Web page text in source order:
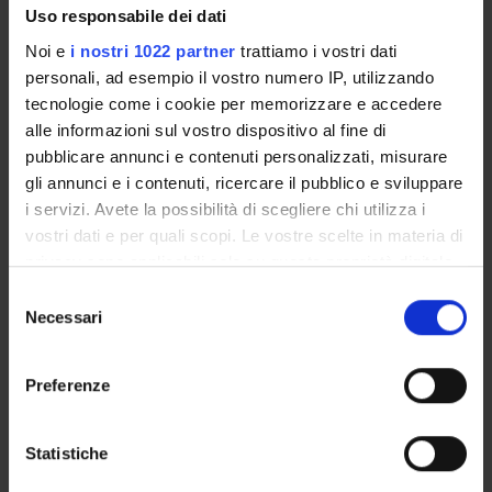
Uso responsabile dei dati
Noi e i nostri 1022 partner trattiamo i vostri dati
personali, ad esempio il vostro numero IP, utilizzando
tecnologie come i cookie per memorizzare e accedere
alle informazioni sul vostro dispositivo al fine di
pubblicare annunci e contenuti personalizzati, misurare
gli annunci e i contenuti, ricercare il pubblico e sviluppare
i servizi. Avete la possibilità di scegliere chi utilizza i
vostri dati e per quali scopi. Le vostre scelte in materia di
privacy sono applicabili solo su questa proprietà digitale
modificare o revocare il proprio consenso in qualsiasi
momento dalla Dichiarazione sui cookie o facendo clic
raccogliere informazioni sulla tua posizione
geografica, con un'approssimazione di qualche
delNecessari
Preferenze
Statistiche
PUBBLICAZIONI
INCARICHI
ORGANIZZAZIONE
COMMISSIONI
UFFICI E STRUTTURE DI SERVIZIO
SERVIZI DI SEGRETERIA STUDENTI